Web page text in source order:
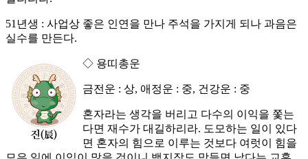
51년생 : 사업상 좋은 인연을 만나 주석을 가지게 되나 과음은
실수를 만든다.
◇ 용띠총운
금전운 : 상, 애정운 : 중, 건강운 : 중
혼자라는 생각을 버리고 다수의 이익을 쫓는
다면 재수가 대길하리라. 도모하는 일이 있다
면 혼자의 힘으로 이루는 것보다 여럿이 힘을